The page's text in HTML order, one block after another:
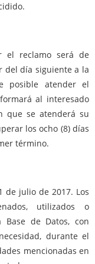
el reclamo será de
del día siguiente a la
posible atender el
al interesado
que se atenderá su
los ocho (8) días
término.
de julio de 2017. Los
utilizados o
Base de Datos, con
durante el
mencionadas en